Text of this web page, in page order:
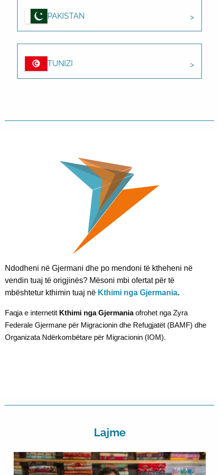
PAKISTAN
TUNIZI
Ndodheni në Gjermani dhe po mendoni të ktheheni në
vendin tuaj të origjinës? Mësoni mbi ofertat për të
mbështetur kthimin tuaj në Kthimi nga Gjermania.
Faqja e internetit Kthimi nga Gjermaniaofrohet nga Zyra
Federale Gjermane për Migracionin dhe Refugjatët (BAMF) dhe
Organizata Ndërkombëtare për Migracionin (IOM).
Lajme